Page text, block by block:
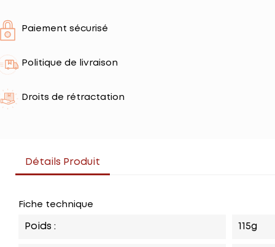
Paiement sécurisé
Politique de livraison
Droits de rétractation
Détails Produit
Fiche technique
Poids : 115g